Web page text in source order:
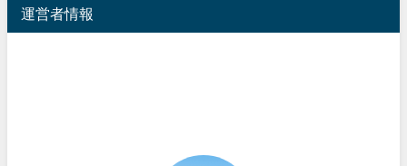
運営者情報